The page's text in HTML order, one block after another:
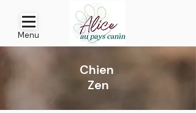
Menu
Chien
Zen